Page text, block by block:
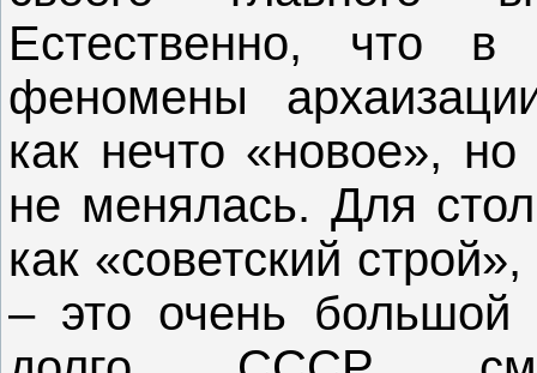
Естественно, что в
феномены
как нечто «новое»,
не менялась. Для
как «советский
– это очень большой